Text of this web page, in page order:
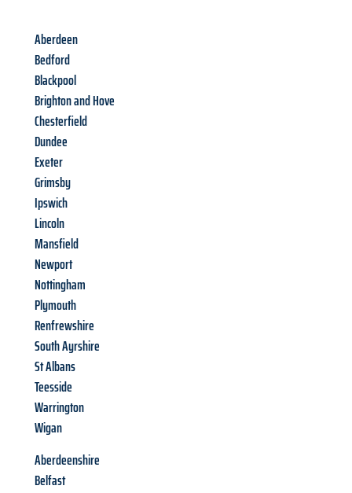
Aberdeen
Bedford
Blackpool
Brighton and Hove
Chesterfield
Dundee
Exeter
Grimsby
Ipswich
Lincoln
Mansfield
Newport
Nottingham
Plymouth
Renfrewshire
South Ayrshire
St Albans
Teesside
Warrington
Wigan
Aberdeenshire
Belfast